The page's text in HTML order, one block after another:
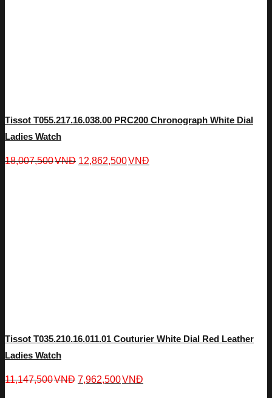
Tissot T055.217.16.038.00 PRC200 Chronograph White Dial
Ladies Watch
18,007,500VNĐ 12,862,500VNĐ
Tissot T035.210.16.011.01 Couturier White Dial Red Leather
Ladies Watch
11,147,500VNĐ 7,962,500VNĐ